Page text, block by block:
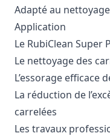
Adapté au
Application
Le RubiClean Super
Le nettoyage des
L’essorage efficace
La réduction de
carrelées
Les travaux